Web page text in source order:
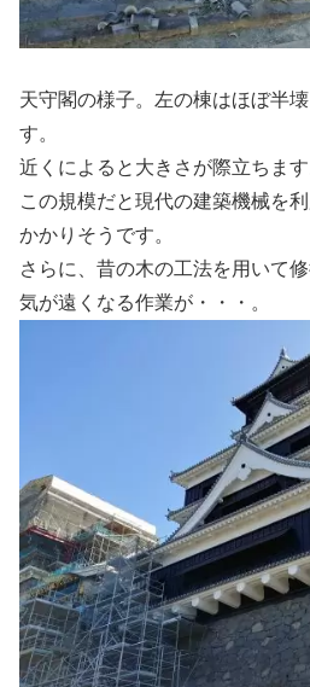
天守閣の様子。左の棟はほぼ半
す。
近くによると大きさが際立ちます
この規模だと現代の建築機械を
かかりそうです。
さらに、昔の木の工法を用いて修
気が遠くなる作業が・・・。